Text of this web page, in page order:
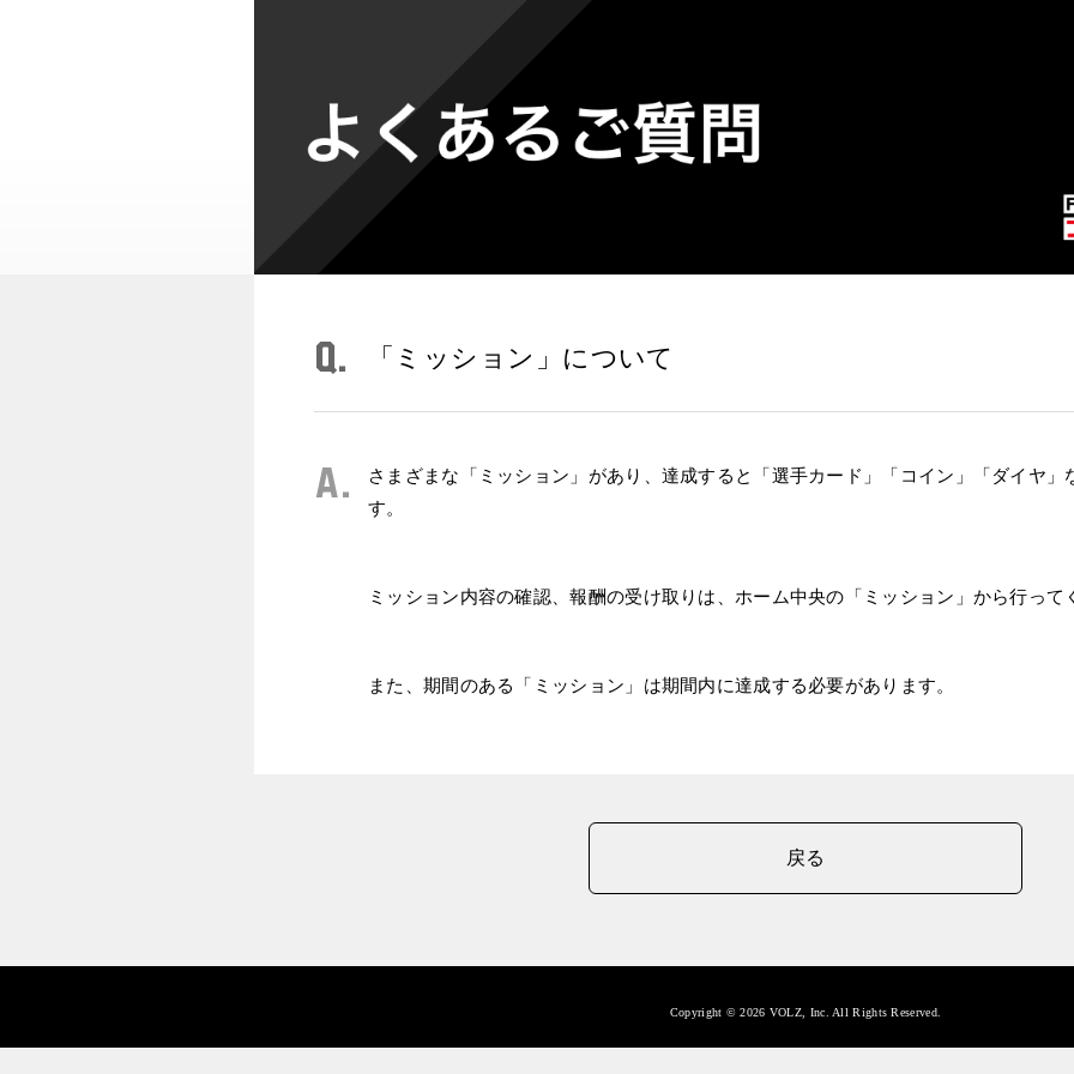
Q. 「ミッション」について
A.
さまざまな「ミッション」があり、達成すると「選手カード」「コイン」「ダイヤ」
す。
ミッション内容の確認、報酬の受け取りは、ホーム中央の「ミッション」から行って
また、期間のある「ミッション」は期間内に達成する必要があります。
戻る
Copyright © 2026 VOLZ, Inc. All Rights Reserved.